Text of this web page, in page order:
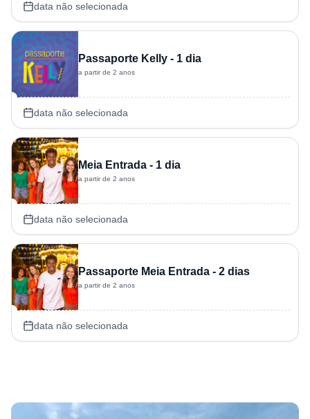
data não selecionada
Passaporte Kelly - 1 dia
a partir de 2 anos
data não selecionada
Meia Entrada - 1 dia
a partir de 2 anos
data não selecionada
Passaporte Meia Entrada - 2 dias
a partir de 2 anos
data não selecionada